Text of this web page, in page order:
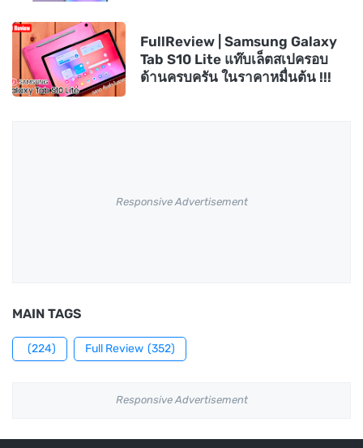
FullReview | Samsung Galaxy
Tab S10 Lite แท๊บเล็ตสเปครอบ
ด้านครบครัน ในราคาหมื่นต้น !!!
Responsive Advertisement
MAIN TAGS
(224) Full Review (352)
Responsive Advertisement